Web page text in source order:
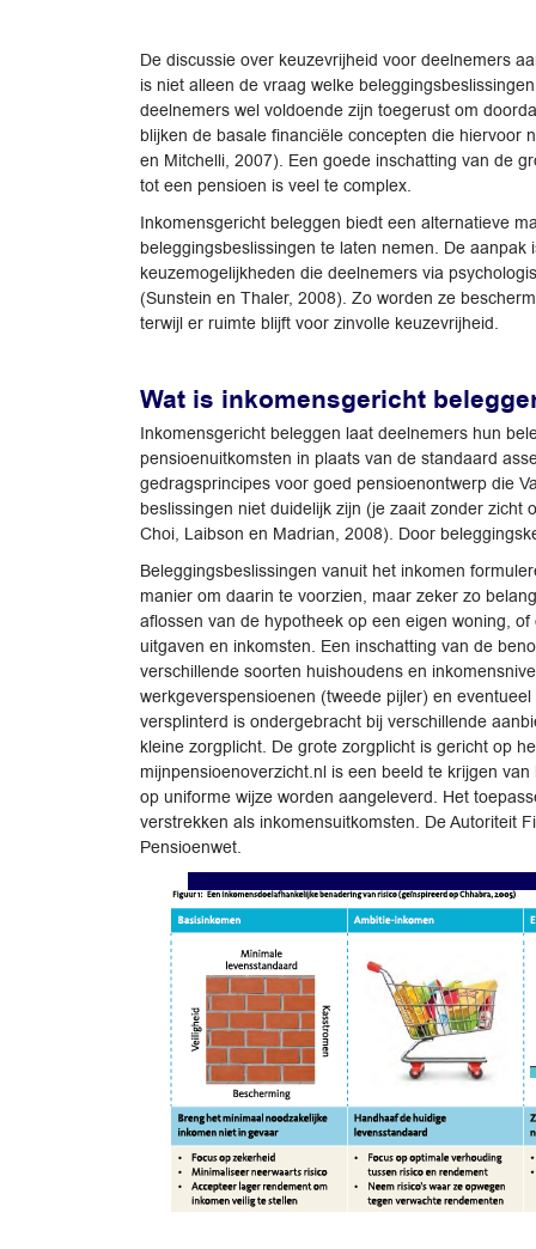
De discussie over keuzevrijheid voor deelnemers
is niet alleen de vraag welke
deelnemers wel voldoende zijn toegerust om
blijken de basale financiële concepten die hiervoor
en Mitchelli, 2007). Een goede inschatting van de
tot een pensioen is veel te complex.
Inkomensgericht beleggen biedt een alternatieve
beleggingsbeslissingen te laten nemen. De
keuzemogelijkheden die deelnemers via
(Sunstein en Thaler, 2008). Zo worden ze
terwijl er ruimte blijft voor zinvolle keuzevrijheid.
Wat is inkomensgericht
Inkomensgericht beleggen laat deelnemers hun
pensioenuitkomsten in plaats van de standaard
gedragsprincipes voor goed pensioenontwerp die
beslissingen niet duidelijk zijn (je zaait zonder
Choi, Laibson en Madrian, 2008). Door
Beleggingsbeslissingen vanuit het inkomen
manier om daarin te voorzien, maar zeker zo
aflossen van de hypotheek op een eigen woning,
uitgaven en inkomsten. Een inschatting van de
verschillende soorten huishoudens en
werkgeverspensioenen (tweede pijler) en
versplinterd is ondergebracht bij verschillende
kleine zorgplicht. De grote zorgplicht is gericht op
mijnpensioenoverzicht.nl is een beeld te krijgen
op uniforme wijze worden aangeleverd. Het
verstrekken als inkomensuitkomsten. De Autoriteit
Pensioenwet.